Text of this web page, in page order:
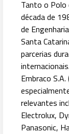
Tanto o
década de
de
Santa
parcerias
Embraco
relevantes
Electrolux,
Panasonic,